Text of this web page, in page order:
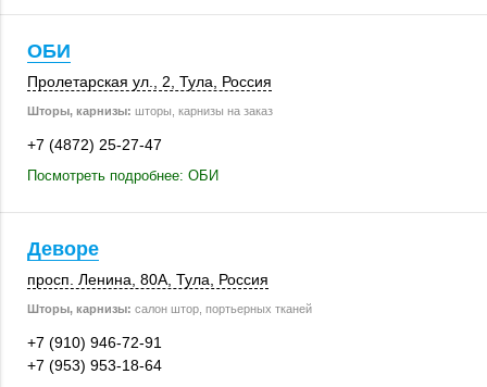
ОБИ
Пролетарская ул., 2 Тула Россия
Шторы, карнизы: шторы, карнизы на заказ
+7 (4872) 25-27-47
Посмотреть подробнее: ОБИ
Деворе
просп. Ленина 80А Тула Россия
Шторы, карнизы: салон штор, портьерных тканей
+7 (910) 946-72-91
+7 (953) 953-18-64